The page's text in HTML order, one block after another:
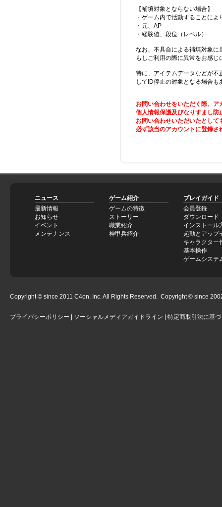
【補填対象とならない場合】
・ゲーム内で活動することに
・元、AP
・経験値、段位（レベル）
なお、不具合による補填対象に
もしご利用の際に異常をお感じ
特に、アイテムデータなどが不
してID停止の対象となる場合
お問い合わせをいただく際、
個人情報保護及びなりすまし防
お問い合わせいただいたとし
必ず該当のアカウントに登録
ニュース
最新情報
お知らせ
イベント
メンテナンス
ゲーム紹介
ゲームの特徴
ストーリー
職業紹介
神甲兵紹介
プレイガイド
会員登録
ダウンロード
インストール
起動とアップ
キャラクター
基本操作
ゲームシステ
Copyright © since 2011 C4on, Inc. All Rights Reserved. Copyright © since
プライバシーポリシー ソーシャルメディアガイドライン 特定商取引法に基